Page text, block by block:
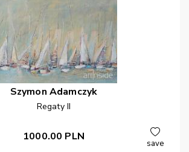
Szymon Adamczyk
Regaty II
1000.00 PLN
save